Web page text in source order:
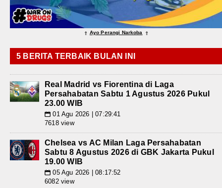
⇑ Ayo Perangi Narkoba ⇑
5 BERITA TERBAIK BULAN INI
Real Madrid vs Fiorentina di Laga
Persahabatan Sabtu 1 Agustus 2026 Pukul
23.00 WIB
📅 01 Agu 2026 | 07:29:41
7618 view
Chelsea vs AC Milan Laga Persahabatan
Sabtu 8 Agustus 2026 di GBK Jakarta Pukul
19.00 WIB
📅 05 Agu 2026 | 08:17:52
6082 view